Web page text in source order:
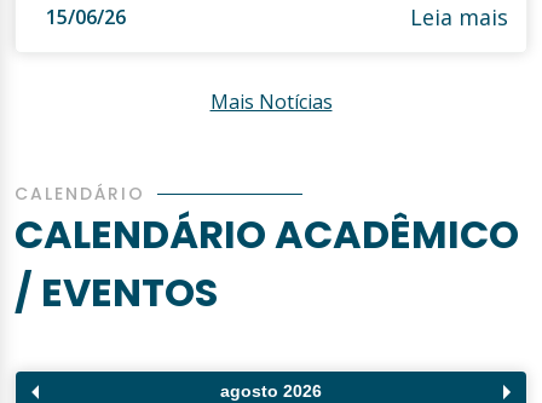
15/06/26 Leia mais
Mais Notícias
CALENDÁRIO
CALENDÁRIO ACADÊMICO
/ EVENTOS
agosto 2026